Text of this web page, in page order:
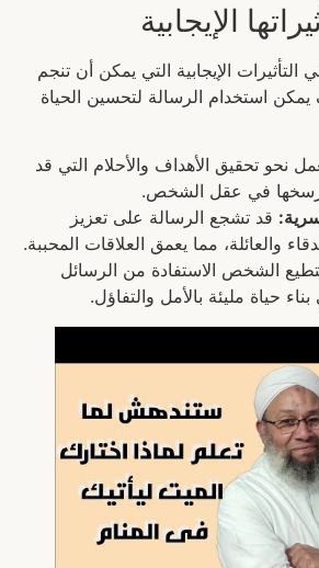
الإيجابية
الإيجابية التي يمكن أن تنجم
استخدام الرسالة لتحسين الحياة
نحو تحقيق الأهداف والأحلام التي قد
رسخها في عقل الشخص.
قد تشجع الرسالة على تعزيز
والعائلة، مما يعمق العلاقات المحببة.
الشخص الاستفادة من الرسائل
حياة مليئة بالأمل والتفاؤل.